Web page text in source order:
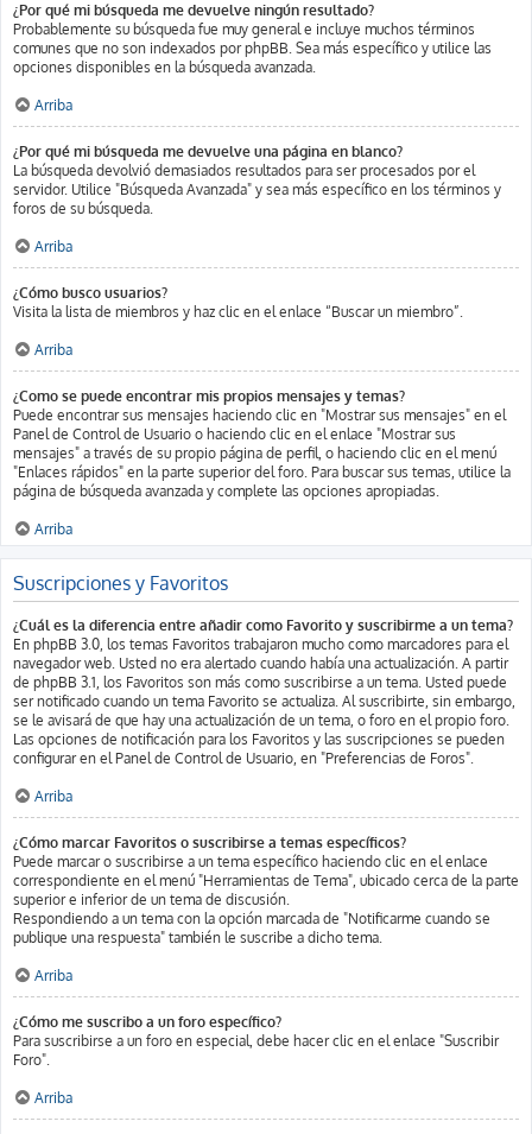
¿Por qué mi búsqueda me devuelve ningún resultado?
Probablemente su búsqueda fue muy general e incluye muchos términos
comunes que no son indexados por phpBB. Sea más específico y utilice las
opciones disponibles en la búsqueda avanzada.
Arriba
¿Por qué mi búsqueda me devuelve una página en blanco?
La búsqueda devolvió demasiados resultados para ser procesados por el
servidor. Utilice "Búsqueda Avanzada" y sea más específico en los términos y
foros de su búsqueda.
Arriba
¿Cómo busco usuarios?
Visita la lista de miembros y haz clic en el enlace “Buscar un miembro”.
Arriba
¿Como se puede encontrar mis propios mensajes y temas?
Puede encontrar sus mensajes haciendo clic en "Mostrar sus mensajes" en el
Panel de Control de Usuario o haciendo clic en el enlace "Mostrar sus
mensajes" a través de su propio página de perfil, o haciendo clic en el menú
"Enlaces rápidos" en la parte superior del foro. Para buscar sus temas, utilice la
página de búsqueda avanzada y complete las opciones apropiadas.
Arriba
Suscripciones y Favoritos
¿Cuál es la diferencia entre añadir como Favorito y suscribirme a un tema?
En phpBB 3.0, los temas Favoritos trabajaron mucho como marcadores para el
navegador web. Usted no era alertado cuando había una actualización. A partir
de phpBB 3.1, los Favoritos son más como suscribirse a un tema. Usted puede
ser notificado cuando un tema Favorito se actualiza. Al suscribirte, sin embargo,
se le avisará de que hay una actualización de un tema, o foro en el propio foro.
Las opciones de notificación para los Favoritos y las suscripciones se pueden
configurar en el Panel de Control de Usuario, en "Preferencias de Foros".
Arriba
¿Cómo marcar Favoritos o suscribirse a temas específicos?
Puede marcar o suscribirse a un tema específico haciendo clic en el enlace
correspondiente en el menú "Herramientas de Tema", ubicado cerca de la parte
superior e inferior de un tema de discusión.
Respondiendo a un tema con la opción marcada de "Notificarme cuando se
publique una respuesta" también le suscribe a dicho tema.
Arriba
¿Cómo me suscribo a un foro específico?
Para suscribirse a un foro en especial, debe hacer clic en el enlace "Suscribir
Foro".
Arriba